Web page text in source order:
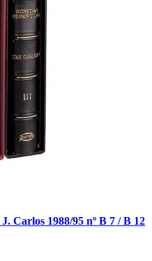
Carlos 1988/95 nº B 7 / B 12